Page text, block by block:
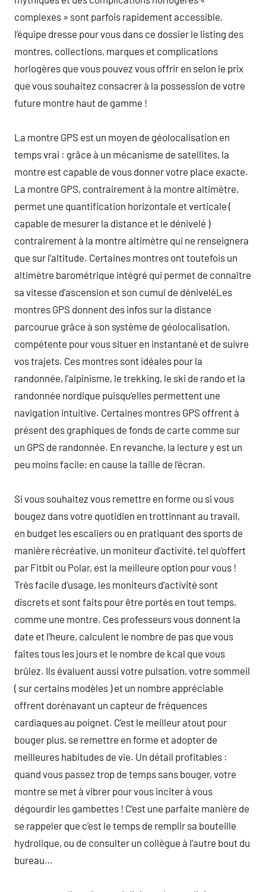
complexes » sont parfois rapidement accessible,
l’équipe dresse pour vous dans ce dossier le listing des
montres, collections, marques et complications
horlogères que vous pouvez vous offrir en selon le prix
que vous souhaitez consacrer à la possession de votre
future montre haut de gamme !
La montre GPS est un moyen de géolocalisation en
temps vrai : grâce à un mécanisme de satellites, la
montre est capable de vous donner votre place exacte.
La montre GPS, contrairement à la montre altimètre,
permet une quantification horizontale et verticale (
capable de mesurer la distance et le dénivelé )
contrairement à la montre altimètre qui ne renseignera
que sur l’altitude. Certaines montres ont toutefois un
altimètre barométrique intégré qui permet de connaître
sa vitesse d’ascension et son cumul de déniveléLes
montres GPS donnent des infos sur la distance
parcourue grâce à son système de géolocalisation,
compétente pour vous situer en instantané et de suivre
vos trajets. Ces montres sont idéales pour la
randonnée, l’alpinisme, le trekking, le ski de rando et la
randonnée nordique puisqu’elles permettent une
navigation intuitive. Certaines montres GPS offrent à
présent des graphiques de fonds de carte comme sur
un GPS de randonnée. En revanche, la lecture y est un
peu moins facile; en cause la taille de l’écran.
Si vous souhaitez vous remettre en forme ou si vous
bougez dans votre quotidien en trottinnant au travail,
en budget les escaliers ou en pratiquant des sports de
manière récréative, un moniteur d’activité, tel qu’offert
par Fitbit ou Polar, est la meilleure option pour vous !
Très facile d’usage, les moniteurs d’activité sont
discrets et sont faits pour être portés en tout temps,
comme une montre. Ces professeurs vous donnent la
date et l’heure, calculent le nombre de pas que vous
faîtes tous les jours et le nombre de kcal que vous
brûlez. Ils évaluent aussi votre pulsation, votre sommeil
( sur certains modèles ) et un nombre appréciable
offrent dorénavant un capteur de fréquences
cardiaques au poignet. C’est le meilleur atout pour
bouger plus, se remettre en forme et adopter de
meilleures habitudes de vie. Un détail profitables :
quand vous passez trop de temps sans bouger, votre
montre se met à vibrer pour vous inciter à vous
dégourdir les gambettes ! C’est une parfaite manière de
se rappeler que c’est le temps de remplir sa bouteille
hydrolique, ou de consulter un collègue à l’autre bout du
bureau…